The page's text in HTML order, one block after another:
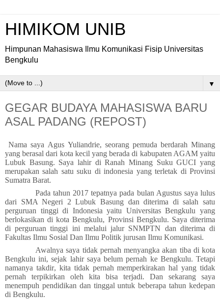
HIMIKOM UNIB
Himpunan Mahasiswa Ilmu Komunikasi Fisip Universitas
Bengkulu
▼
GEGAR BUDAYA MAHASISWA BARU
ASAL PADANG (REPOST)
Nama saya Agus Yuliandrie, seorang pemuda berdarah Minang
yang berasal dari kota kecil yang berada di kabupaten AGAM yaitu
Lubuk Basung. Saya lahir di Ranah Minang Suku GUCI yang
merupakan salah satu suku di indonesia yang terletak di Provinsi
Sumatra Barat.
Pada tahun 2017 tepatnya pada bulan Agustus saya lulus
dari SMA Negeri 2 Lubuk Basung dan diterima di salah satu
perguruan tinggi di Indonesia yaitu Universitas Bengkulu yang
berlokasikan di kota Bengkulu, Provinsi Bengkulu. Saya diterima
di perguruan tinggi ini melalui jalur SNMPTN dan diterima di
Fakultas Ilmu Sosial Dan Ilmu Politik jurusan Ilmu Komunikasi.
Awalnya saya tidak pernah menyangka akan tiba di kota
Bengkulu ini, sejak lahir saya belum pernah ke Bengkulu. Tetapi
namanya takdir, kita tidak pernah memperkirakan hal yang tidak
pernah terpikirkan oleh kita bisa terjadi. Dan sekarang saya
menempuh pendidikan dan tinggal untuk beberapa tahun kedepan
di Bengkulu.